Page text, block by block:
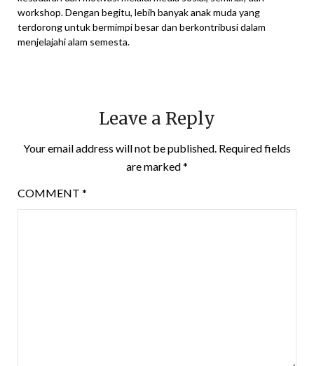
workshop. Dengan begitu, lebih banyak anak muda yang
terdorong untuk bermimpi besar dan berkontribusi dalam
menjelajahi alam semesta.
Leave a Reply
Your email address will not be published. Required fields
are marked*
COMMENT *